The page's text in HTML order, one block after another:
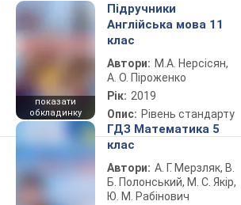
показати
обкладинку
Підручники
Англійська мова 11
клас
Автори: М.А. Нерсісян,
А. О. Піроженко
Рік: 2019
Опис: Рівень стандарту
ГДЗ Математика 5
клас
Автори: А. Г. Мерзляк, В.
Б. Полонський, М. С. Якір,
Ю. М. Рабінович